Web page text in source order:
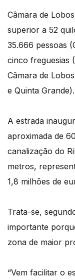
Câmara de
superior a 52
35.666 pessoas
cinco freguesias
Câmara de
e Quinta Grande).
A estrada
aproximada de
canalização do
metros,
1,8 milhões de
Trata-se,
importante
zona de maior
“Vem facilitar o